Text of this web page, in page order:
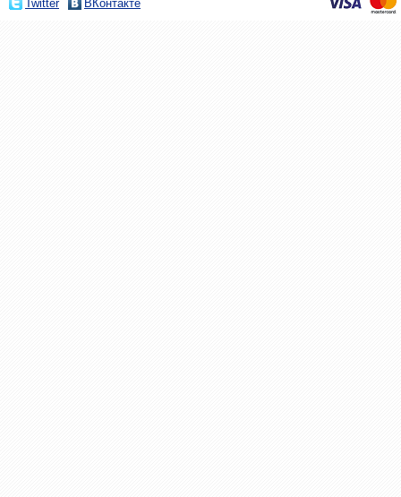
Twitter ВКонтакте